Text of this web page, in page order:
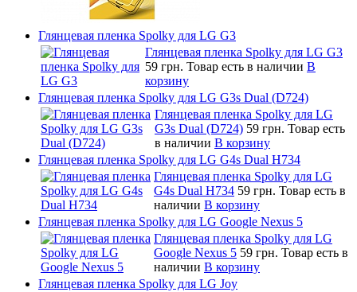
Глянцевая пленка Spolky для LG G3
Глянцевая пленка Spolky для LG G3
59 грн. Товар есть в наличии В
корзину
Глянцевая пленка Spolky для LG G3s Dual (D724)
Глянцевая пленка Spolky для LG
G3s Dual (D724) 59 грн. Товар есть
в наличии В корзину
Глянцевая пленка Spolky для LG G4s Dual H734
Глянцевая пленка Spolky для LG
G4s Dual H734 59 грн. Товар есть в
наличии В корзину
Глянцевая пленка Spolky для LG Google Nexus 5
Глянцевая пленка Spolky для LG
Google Nexus 5 59 грн. Товар есть в
наличии В корзину
Глянцевая пленка Spolky для LG Joy